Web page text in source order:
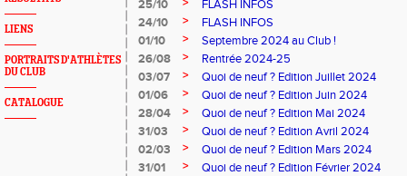
LIENS
PORTRAITS D'ATHLÈTES
DU CLUB
CATALOGUE
25/10
FLASH INFOS
24/10
>
FLASH INFOS
01/10
>
Septembre 2024 au Club !
26/08
>
Rentrée 2024-25
03/07
>
Quoi de neuf ? Edition Juillet 2024
01/06
>
Quoi de neuf ? Edition Juin 2024
28/04
>
Quoi de neuf ? Edition Mai 2024
31/03
>
Quoi de neuf ? Edition Avril 2024
02/03
>
Quoi de neuf ? Edition Mars 2024
31/01
>
Quoi de neuf ? Edition Février 2024